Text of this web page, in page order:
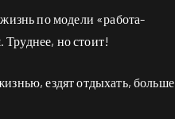
по модели «работа-
Труднее, но стоит!
ездят отдыхать, больше